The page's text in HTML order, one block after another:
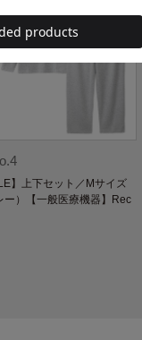
】上下セット／Mサイズ
ー）【一般医療機器】Rec